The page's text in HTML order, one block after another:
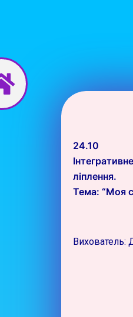
24.10
ліплення.
Тема: “Моя
Вихователь: